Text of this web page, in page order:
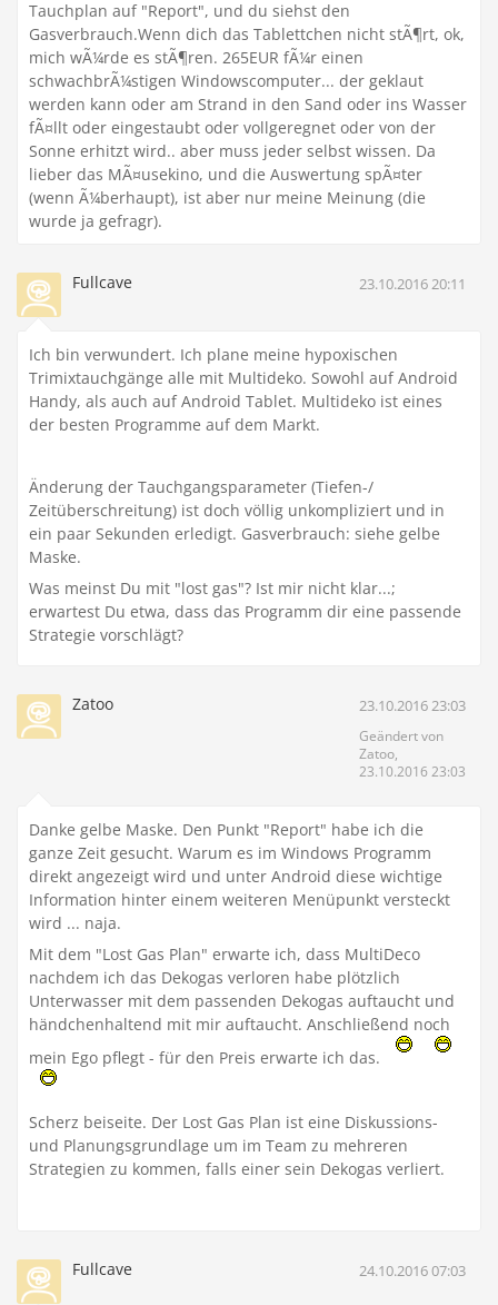
Tauchplan auf "Report", und du siehst den
Gasverbrauch.Wenn dich das Tablettchen nicht stÃ¶rt, ok,
mich wÃ¼rde es stÃ¶ren. 265EUR fÃ¼r einen
schwachbrÃ¼stigen Windowscomputer... der geklaut
werden kann oder am Strand in den Sand oder ins Wasser
fÃ¤llt oder eingestaubt oder vollgeregnet oder von der
Sonne erhitzt wird.. aber muss jeder selbst wissen. Da
lieber das MÃ¤usekino, und die Auswertung spÃ¤ter
(wenn Ã¼berhaupt), ist aber nur meine Meinung (die
wurde ja gefragr).
Fullcave 23.10.2016 20:11
Ich bin verwundert. Ich plane meine hypoxischen
Trimixtauchgänge alle mit Multideko. Sowohl auf Android
Handy, als auch auf Android Tablet. Multideko ist eines
der besten Programme auf dem Markt.
Änderung der Tauchgangsparameter (Tiefen-/
Zeitüberschreitung) ist doch völlig unkompliziert und in
ein paar Sekunden erledigt. Gasverbrauch: siehe gelbe
Maske.
Was meinst Du mit "lost gas"? Ist mir nicht klar...;
erwartest Du etwa, dass das Programm dir eine passende
Strategie vorschlägt?
Zatoo 23.10.2016 23:03
Geändert von
Zatoo,
23.10.2016 23:03
Danke gelbe Maske. Den Punkt "Report" habe ich die
ganze Zeit gesucht. Warum es im Windows Programm
direkt angezeigt wird und unter Android diese wichtige
Information hinter einem weiteren Menüpunkt versteckt
wird ... naja.
Mit dem "Lost Gas Plan" erwarte ich, dass MultiDeco
nachdem ich das Dekogas verloren habe plötzlich
Unterwasser mit dem passenden Dekogas auftaucht und
händchenhaltend mit mir auftaucht. Anschließend noch
mein Ego pflegt - für den Preis erwarte ich das.
Scherz beiseite. Der Lost Gas Plan ist eine Diskussions-
und Planungsgrundlage um im Team zu mehreren
Strategien zu kommen, falls einer sein Dekogas verliert.
Fullcave 24.10.2016 07:03